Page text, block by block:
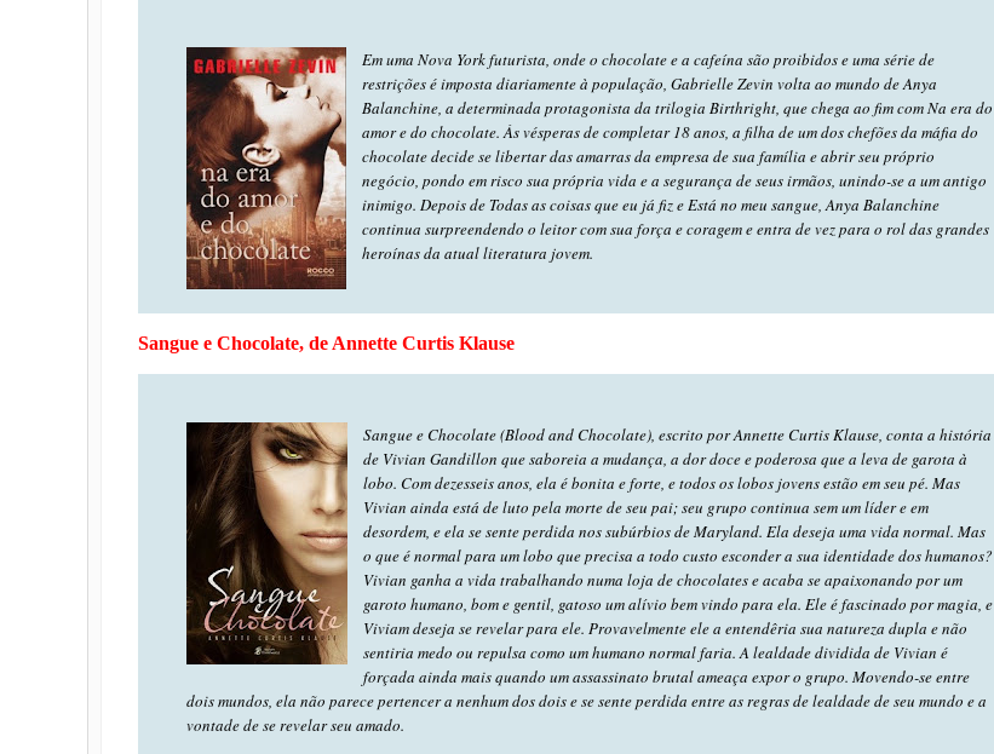
Em uma Nova York futurista, onde o chocolate e a cafeína são proibidos e uma série de
restrições é imposta diariamente à população, Gabrielle Zevin volta ao mundo de Anya
Balanchine, a determinada protagonista da trilogia Birthright, que chega ao fim com Na era do
amor e do chocolate. Às vésperas de completar 18 anos, a filha de um dos chefões da máfia do
chocolate decide se libertar das amarras da empresa de sua família e abrir seu próprio
negócio, pondo em risco sua própria vida e a segurança de seus irmãos, unindo-se a um antigo
inimigo. Depois de Todas as coisas que eu já fiz e Está no meu sangue, Anya Balanchine
continua surpreendendo o leitor com sua força e coragem e entra de vez para o rol das grandes
heroínas da atual literatura jovem.
Sangue e Chocolate, de Annette Curtis Klause
Sangue e Chocolate (Blood and Chocolate), escrito por Annette Curtis Klause, conta a história
de Vivian Gandillon que saboreia a mudança, a dor doce e poderosa que a leva de garota à
lobo. Com dezesseis anos, ela é bonita e forte, e todos os lobos jovens estão em seu pé. Mas
Vivian ainda está de luto pela morte de seu pai; seu grupo continua sem um líder e em
desordem, e ela se sente perdida nos subúrbios de Maryland. Ela deseja uma vida normal. Mas
o que é normal para um lobo que precisa a todo custo esconder a sua identidade dos humanos?
Vivian ganha a vida trabalhando numa loja de chocolates e acaba se apaixonando por um
garoto humano, bom e gentil, gatoso um alívio bem vindo para ela. Ele é fascinado por magia, e
Viviam deseja se revelar para ele. Provavelmente ele a entendêria sua natureza dupla e não
sentiria medo ou repulsa como um humano normal faria. A lealdade dividida de Vivian é
forçada ainda mais quando um assassinato brutal ameaça expor o grupo. Movendo-se entre
dois mundos, ela não parece pertencer a nenhum dos dois e se sente perdida entre as regras de lealdade de seu mundo e a
vontade de se revelar seu amado.